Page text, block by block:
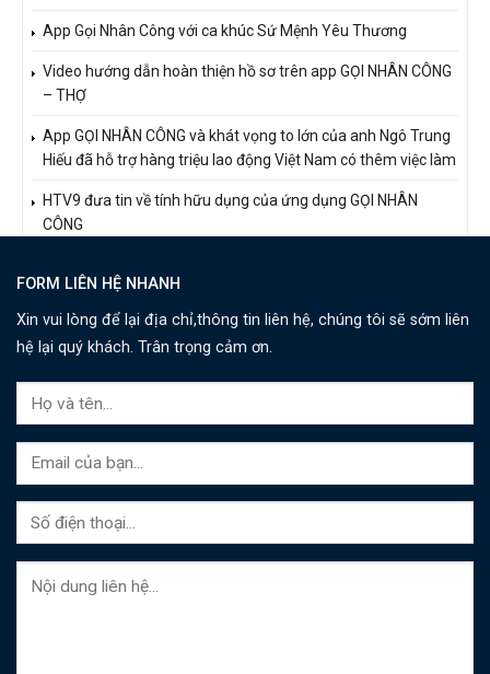
App Gọi Nhân Công với ca khúc Sứ Mệnh Yêu Thương
Video hướng dẫn hoàn thiện hồ sơ trên app GỌI NHÂN CÔNG
– THỢ
App GỌI NHÂN CÔNG và khát vọng to lớn của anh Ngô Trung
Hiếu đã hỗ trợ hàng triệu lao động Việt Nam có thêm việc làm
HTV9 đưa tin về tính hữu dụng của ứng dụng GỌI NHÂN
CÔNG
FORM LIÊN HỆ NHANH
Xin vui lòng để lại địa chỉ,thông tin liên hệ, chúng tôi sẽ sớm liên
hệ lại quý khách. Trân trọng cảm ơn.